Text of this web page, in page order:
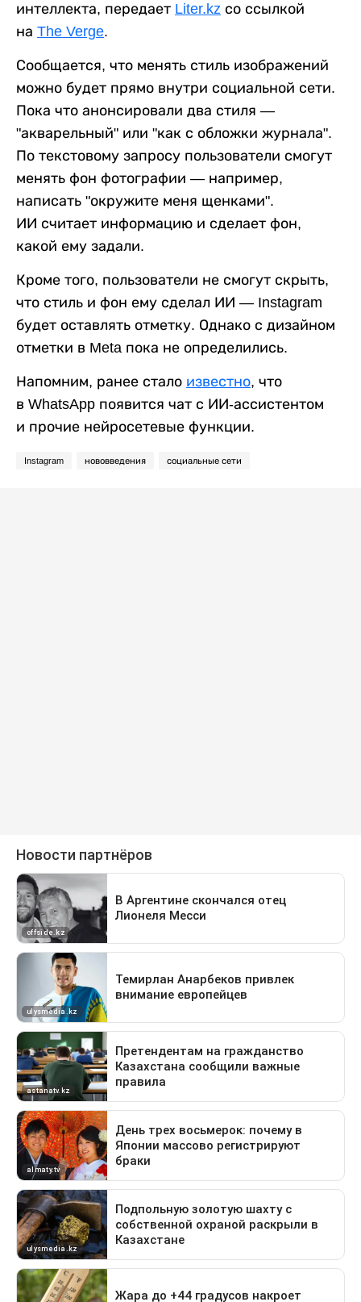
интеллекта, передает Liter.kz со ссылкой
на The Verge.
Сообщается, что менять стиль изображений
можно будет прямо внутри социальной сети.
Пока что анонсировали два стиля —
"акварельный" или "как с обложки журнала".
По текстовому запросу пользователи смогут
менять фон фотографии — например,
написать "окружите меня щенками".
ИИ считает информацию и сделает фон,
какой ему задали.
Кроме того, пользователи не смогут скрыть,
что стиль и фон ему сделал ИИ — Instagram
будет оставлять отметку. Однако с дизайном
отметки в Meta пока не определились.
Напомним, ранее стало известно, что
в WhatsApp появится чат с ИИ-ассистентом
и прочие нейросетевые функции.
Instagram нововведения социальные сети